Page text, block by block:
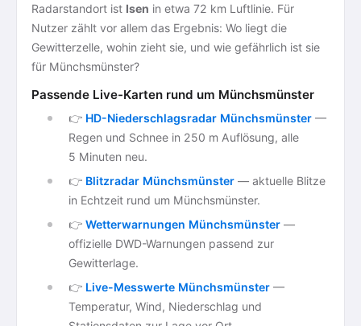
Radarstandort ist Isen in etwa 72 km Luftlinie. Für
Nutzer zählt vor allem das Ergebnis: Wo liegt die
Gewitterzelle, wohin zieht sie, und wie gefährlich ist sie
für Münchsmünster?
Passende Live-Karten rund um Münchsmünster
👉 HD-Niederschlagsradar Münchsmünster —
Regen und Schnee in 250 m Auflösung, alle
5 Minuten neu.
👉 Blitzradar Münchsmünster — aktuelle Blitze
in Echtzeit rund um Münchsmünster.
👉 Wetterwarnungen Münchsmünster —
offizielle DWD-Warnungen passend zur
Gewitterlage.
👉 Live-Messwerte Münchsmünster —
Temperatur, Wind, Niederschlag und